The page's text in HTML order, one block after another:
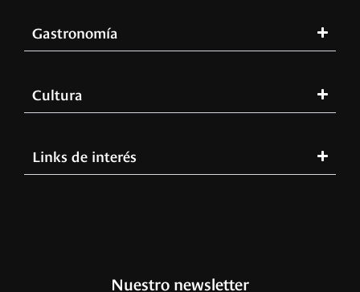
Gastronomía
Cultura
Links de interés
Nuestro newsletter